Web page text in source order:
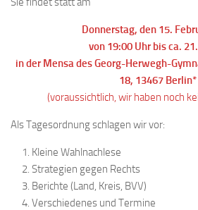
Donnerstag, den 15.
von 19:00 Uhr bis ca.
in der Mensa des Georg-Herwegh-
18, 13467 Berlin*
(voraussichtlich, wir haben noch
Als Tagesordnung schlagen wir vor:
Kleine Wahlnachlese
Strategien gegen Rechts
Berichte (Land, Kreis, BVV)
Verschiedenes und Termine